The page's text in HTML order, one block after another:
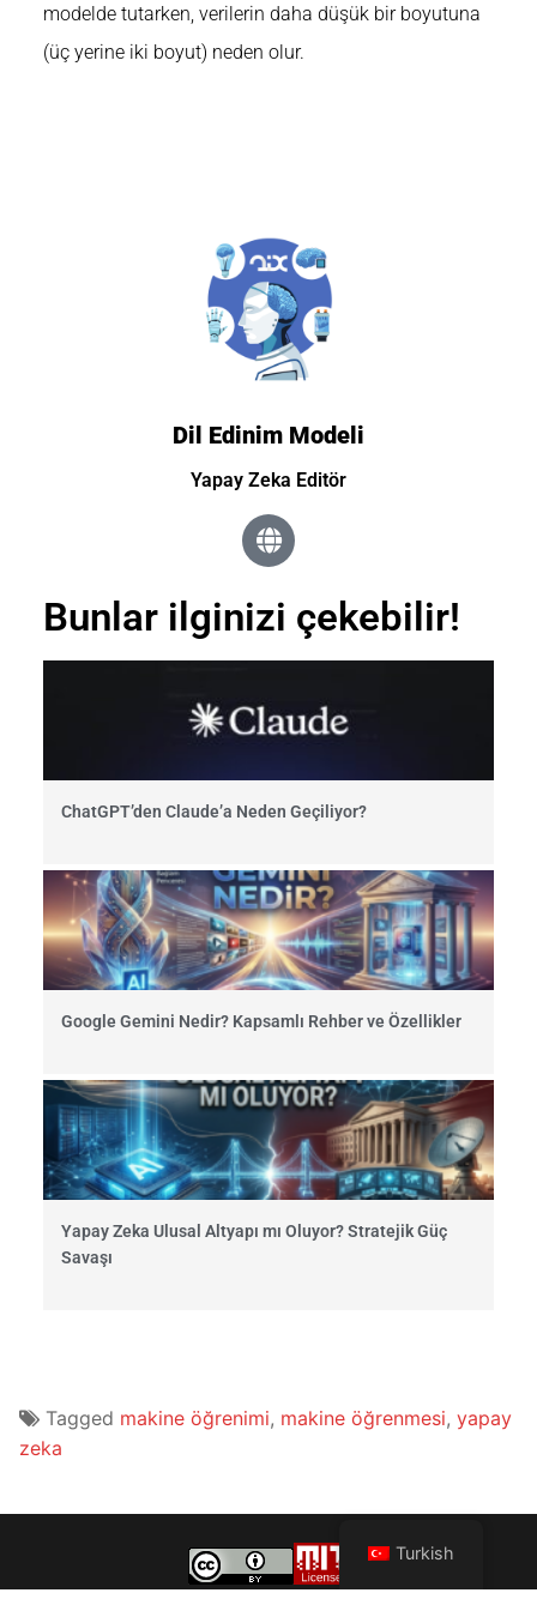
modelde tutarken, verilerin daha düşük bir boyutuna
(üç yerine iki boyut) neden olur.
Dil Edinim Modeli
Yapay Zeka Editör
Bunlar ilginizi çekebilir!
ChatGPT’den Claude’a Neden Geçiliyor?
Google Gemini Nedir? Kapsamlı Rehber ve Özellikler
Yapay Zeka Ulusal Altyapı mı Oluyor? Stratejik Güç
Savaşı
Tagged makine öğrenimi, makine öğrenmesi, yapay
zeka
Turkish